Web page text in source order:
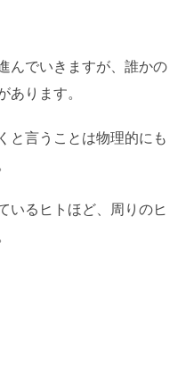
んでいきますが、誰かの
あります。
と言うことは物理的にも
いるヒトほど、周りのヒ